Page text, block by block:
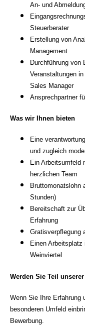
An- und
Steuerberater
Erstellung von
Management
Durchführung von
Veranstaltungen
Sales Manager
Ansprechpartner
Was wir Ihnen bieten
Eine
und zugleich
Ein Arbeitsumfeld
herzlichen Team
Bruttomonatslohn
Stunden)
Bereitschaft zur
Erfahrung
Gratisverpflegung
Einen
Weinviertel
Werden Sie Teil
Wenn Sie Ihre Erfahrung
besonderen Umfeld
Bewerbung.